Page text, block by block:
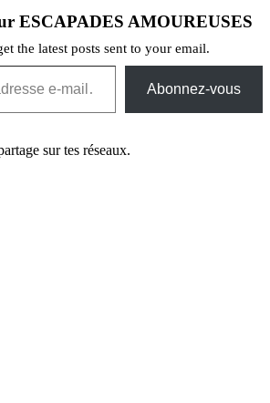
ESCAPADES AMOUREUSES
the latest posts sent to your email.
Abonnez-vous
sur tes réseaux.